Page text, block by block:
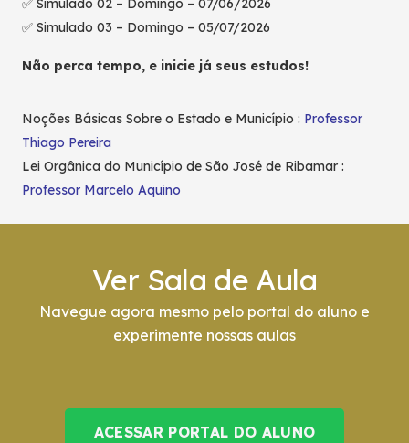
✅ Simulado 02 – Domingo – 07/06/2026
✅ Simulado 03 – Domingo – 05/07/2026
Não perca tempo, e inicie já seus estudos!
Noções Básicas Sobre o Estado e Município : Professor
Thiago Pereira
Lei Orgânica do Município de São José de Ribamar :
Professor Marcelo Aquino
Ver Sala de Aula
Navegue agora mesmo pelo portal do aluno e
experimente nossas aulas
ACESSAR PORTAL DO ALUNO